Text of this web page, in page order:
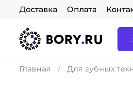
Доставка Оплата
Главная Для зубных